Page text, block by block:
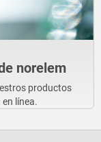
norelem
productos
línea.